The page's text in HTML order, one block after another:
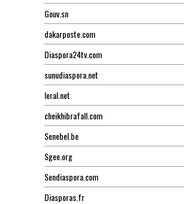
Gouv.sn
dakarposte.com
Diaspora24tv.com
sunudiaspora.net
leral.net
cheikhibrafall.com
Senebel.be
Sgee.org
Sendiaspora.com
Diasporas.fr